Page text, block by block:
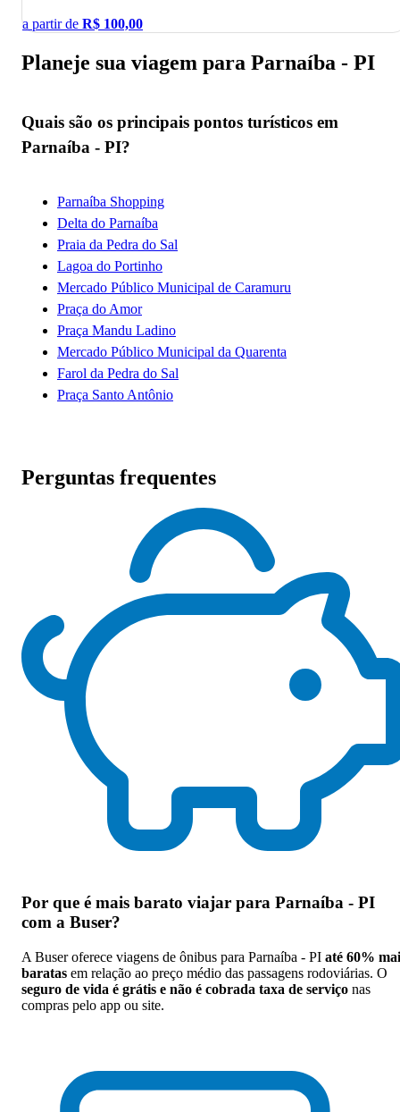
a partir de R$ 100,00
Planeje sua viagem para Parnaíba - PI
Quais são os principais pontos turísticos em
Parnaíba - PI?
Parnaíba Shopping
Delta do Parnaíba
Praia da Pedra do Sal
Lagoa do Portinho
Mercado Público Municipal de Caramuru
Praça do Amor
Praça Mandu Ladino
Mercado Público Municipal da Quarenta
Farol da Pedra do Sal
Praça Santo Antônio
Perguntas frequentes
Por que é mais barato viajar para Parnaíba - PI
com a Buser?
A Buser oferece viagens de ônibus para Parnaíba - PI até 60%
baratas em relação ao preço médio das passagens rodoviárias. O
seguro de vida é grátis e não é cobrada taxa de serviço nas
compras pelo app ou site.